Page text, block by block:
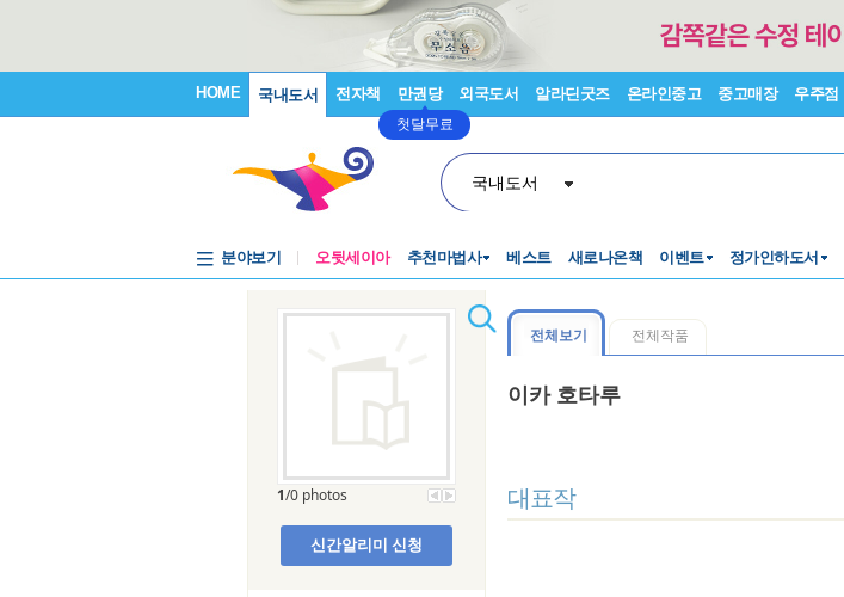
HOME 국내도서 전자책 만권당
첫달무료
외국도서 알라딘굿즈 온라인중고 중고매장 우주점
국내도서
분야보기 오뒷세이아 추천마법사 베스트 새로나온책 이벤트 정가인하도서
1/0 photos
신간알리미 신청
전체보기 전체작품
이카 호타루
대표작